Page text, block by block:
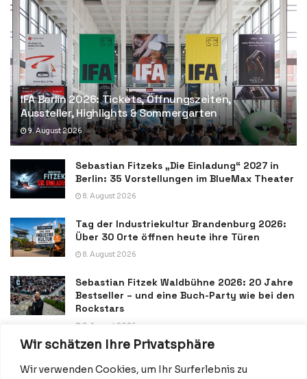
Wir schätzen Ihre Privatsphäre
Wir verwenden Cookies, um Ihr Surferlebnis zu
IFA Berlin 2026: Tickets, Öffnungszeiten,
Aussteller, Highlights & Sommergarten
9. August 2026
Sebastian Fitzeks „Die Einladung“ 2027 in
Berlin: 35 Vorstellungen im BlueMax Theater
8. August 2026
Tag der Industriekultur Brandenburg 2026:
Über 30 Orte öffnen heute ihre Türen
8. August 2026
Sebastian Fitzek Waldbühne 2026: 20 Jahre
Bestseller – und eine Buch-Party wie bei den
Rockstars
8. August 2026